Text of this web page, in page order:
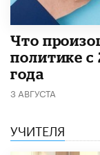
​Что
политике с
года
3 АВГУСТА
УЧИТЕЛЯ